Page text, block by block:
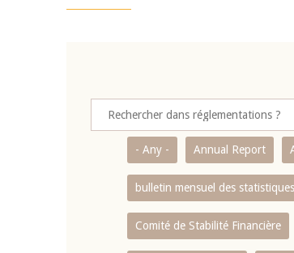
- Any - Annual Report
bulletin mensuel des statistiques
Comité de Stabilité Financière